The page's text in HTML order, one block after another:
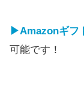
▶Amazonギフ
可能です！